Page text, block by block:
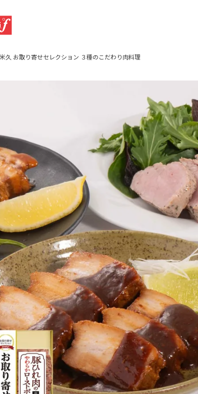
米久 お取り寄せセレクション ３種のこだわり肉料理